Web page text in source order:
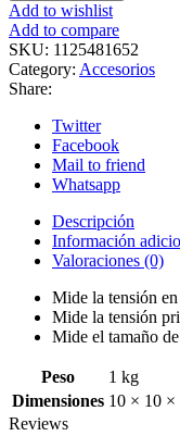
Add to wishlist
Add to compare
SKU: 1125481652
Category: Accesorios
Share:
Twitter
Facebook
Mail to friend
Whatsapp
Descripción
Información
Valoraciones (0)
Mide la tensión
Mide la tensión
Mide el tamaño
Peso
1 kg
Dimensiones 10 × 10 ×
Reviews